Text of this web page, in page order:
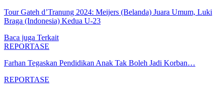
Tour Gateh d’Tranung 2024: Meijers (Belanda) Juara Umum, Luki
Braga (Indonesia) Kedua U-23
Baca juga Terkait
REPORTASE
Farhan Tegaskan Pendidikan Anak Tak Boleh Jadi Korban…
REPORTASE